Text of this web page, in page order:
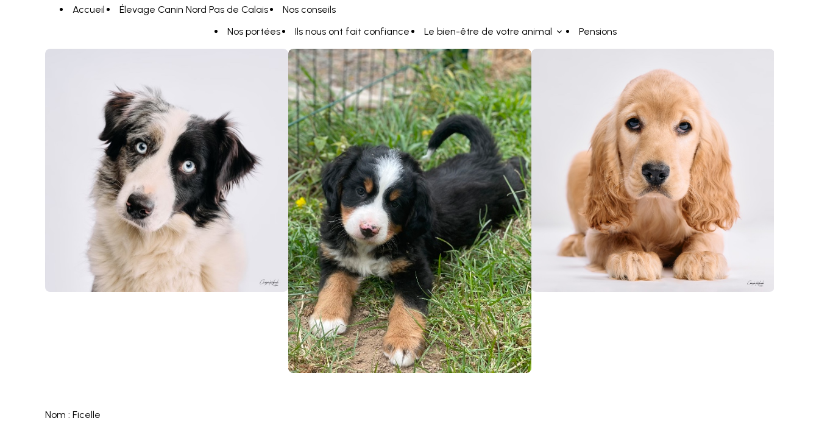
Accueil Élevage Canin Nord Pas de Calais
Nos conseils
Nos portées
Ils nous ont fait confiance Le bien-être de votre animal Pensions
Nom : Ficelle
Panneau de gestion des cookies